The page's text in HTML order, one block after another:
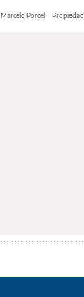
Marcelo Porcel